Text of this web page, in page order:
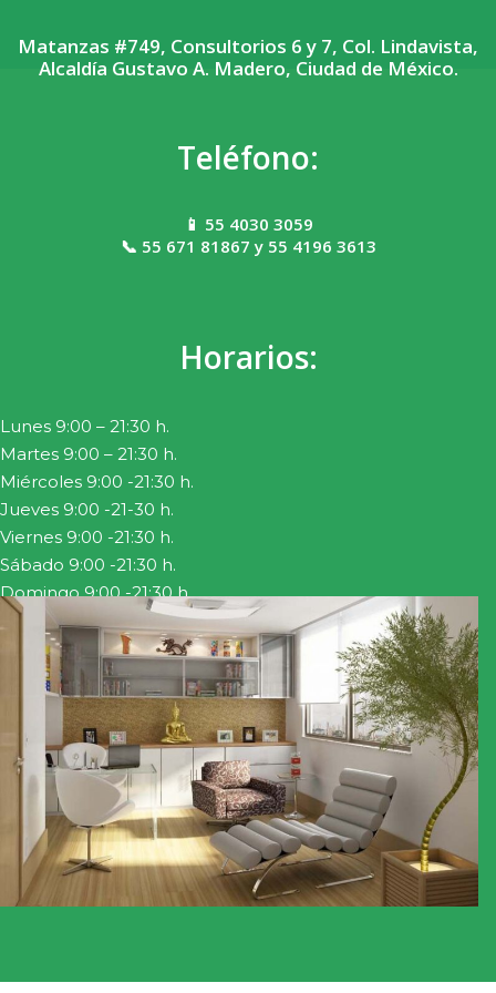
Matanzas #749, Consultorios 6 y 7, Col. Lindavista,
Alcaldía Gustavo A. Madero, Ciudad de México.
Teléfono:
📱 55 4030 3059
📞 55 671 81867 y 55 4196 3613
Horarios:
Lunes 9:00 – 21:30 h.
Martes 9:00 – 21:30 h.
Miércoles 9:00 -21:30 h.
Jueves 9:00 -21-30 h.
Viernes 9:00 -21:30 h.
Sábado 9:00 -21:30 h.
Domingo 9:00 -21:30 h.
COMO LLEGAR